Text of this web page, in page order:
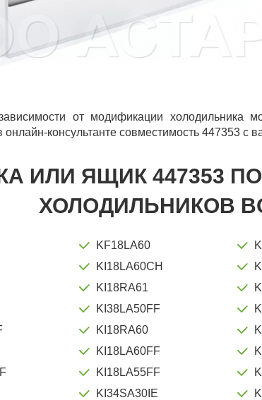
от модификации холодильника
онлайн-консультанте совместимость 447353 с
ИЛИ ЯЩИК 447353
ХОЛОДИЛЬНИКОВ
KF18LA60
KI18LA60CH
KI18RA61
KI38LA50FF
KI18RA60
KI18LA60FF
KI18LA55FF
KI34SA30IE